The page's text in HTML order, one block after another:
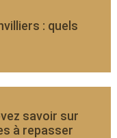
: quels
savoir sur
à repasser